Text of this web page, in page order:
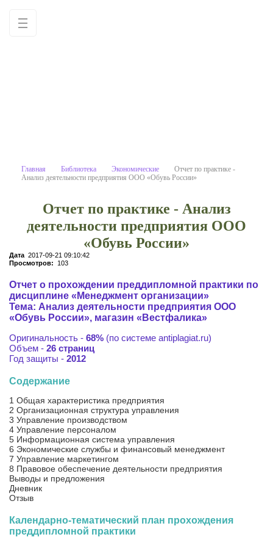
Главная Библиотека Экономические
Отчет по практике -
Анализ деятельности предприятия ООО «Обувь России»
Отчет по практике - Анализ
деятельности предприятия ООО
«Обувь России»
Дата 2017-09-21 09:10:42
Просмотров:
103
Отчет о прохождении преддипломной практики по
дисциплине «Менеджмент организации»
Тема: Анализ деятельности предприятия ООО
«Обувь России», магазин «Вестфалика»
Оригинальность - 68% (по системе antiplagiat.ru)
Объем - 26 страниц
Год защиты - 2012
Содержание
1 Общая характеристика предприятия
2 Организационная структура управления
3 Управление производством
4 Управление персоналом
5 Информационная система управления
6 Экономические службы и финансовый менеджмент
7 Управление маркетингом
8 Правовое обеспечение деятельности предприятия
Выводы и предложения
Дневник
Отзыв
Календарно-тематический план прохождения
преддипломной практики